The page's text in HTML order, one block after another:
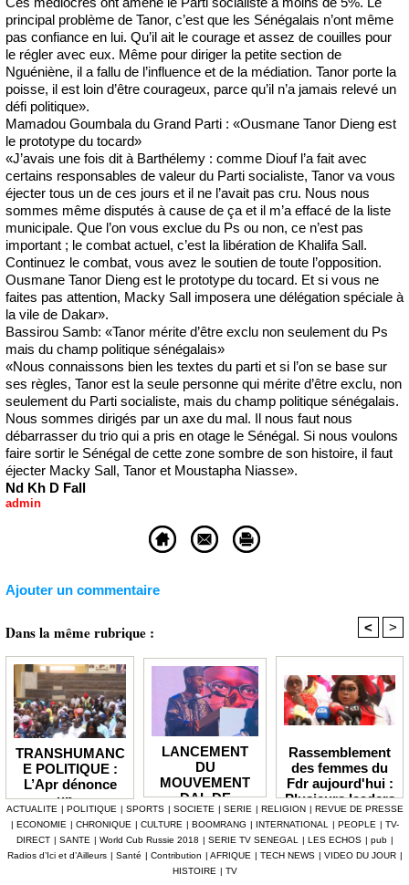
principal problème de Tanor, c’est que les Sénégalais n’ont même
pas confiance en lui. Qu’il ait le courage et assez de couilles pour
le régler avec eux. Même pour diriger la petite section de
Nguéniène, il a fallu de l’influence et de la médiation. Tanor porte la
poisse, il est loin d’être courageux, parce qu’il n’a jamais relevé un
défi politique».
Mamadou Goumbala du Grand Parti : «Ousmane Tanor Dieng est
le prototype du tocard»
«J’avais une fois dit à Barthélemy : comme Diouf l’a fait avec
certains responsables de valeur du Parti socialiste, Tanor va vous
éjecter tous un de ces jours et il ne l’avait pas cru. Nous nous
sommes même disputés à cause de ça et il m’a effacé de la liste
municipale. Que l’on vous exclue du Ps ou non, ce n’est pas
important ; le combat actuel, c’est la libération de Khalifa Sall.
Continuez le combat, vous avez le soutien de toute l’opposition.
Ousmane Tanor Dieng est le prototype du tocard. Et si vous ne
faites pas attention, Macky Sall imposera une délégation spéciale à
la vile de Dakar».
Bassirou Samb: «Tanor mérite d’être exclu non seulement du Ps
mais du champ politique sénégalais»
«Nous connaissons bien les textes du parti et si l’on se base sur
ses règles, Tanor est la seule personne qui mérite d’être exclu, non
seulement du Parti socialiste, mais du champ politique sénégalais.
Nous sommes dirigés par un axe du mal. Il nous faut nous
débarrasser du trio qui a pris en otage le Sénégal. Si nous voulons
faire sortir le Sénégal de cette zone sombre de son histoire, il faut
éjecter Macky Sall, Tanor et Moustapha Niasse».
Nd Kh D Fall
admin
Ajouter un commentaire
Dans la même rubrique : < >
TRANSHUMANC
E POLITIQUE :
L’Apr dénonce
un «
détournement de
la volonté
populaire » et
réclame une
LANCEMENT
DU
MOUVEMENT
DAL DE
BABACAR
MBENGUE :
Aldiouma Sow
«drague» le
maire de Hann
Rassemblement
des femmes du
Fdr aujourd'hui :
Plusieurs leaders
de l'opposition
annoncés
ACTUALITE | POLITIQUE | SPORTS | SOCIETE | SERIE | RELIGION | REVUE DE PRESSE
| ECONOMIE | CHRONIQUE | CULTURE | BOOMRANG | INTERNATIONAL | PEOPLE | TV-
DIRECT | SANTE | World Cub Russie 2018 | SERIE TV SENEGAL | LES ECHOS | pub |
Radios d’Ici et d’Ailleurs | Santé | Contribution | AFRIQUE | TECH NEWS | VIDEO DU JOUR |
HISTOIRE | TV